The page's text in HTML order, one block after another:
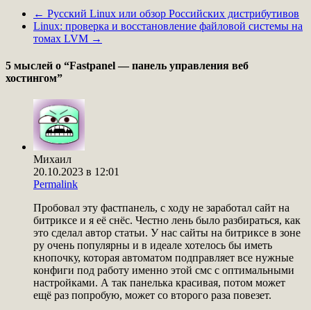
← Русский Linux или обзор Российских дистрибутивов
Linux: проверка и восстановление файловой системы на
томах LVM →
5 мыслей о “Fastpanel — панель управления веб
хостингом”
Михаил
20.10.2023 в 12:01
Permalink
Пробовал эту фастпанель, с ходу не заработал сайт на
битриксе и я её снёс. Честно лень было разбираться, как
это сделал автор статьи. У нас сайты на битриксе в зоне
ру очень популярны и в идеале хотелось бы иметь
кнопочку, которая автоматом подправляет все нужные
конфиги под работу именно этой смс с оптимальными
настройками. А так панелька красивая, потом может
ещё раз попробую, может со второго раза повезет.